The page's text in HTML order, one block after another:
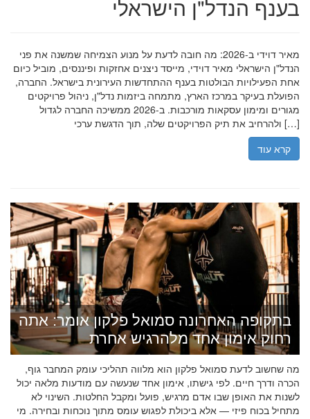
בענף הנדל"ן הישראלי
מאיר דוידי ב-2026: מה חובה לדעת על מנוע הצמיחה שמשנה את פני
הנדל"ן הישראלי מאיר דוידי, מייסד ניצנים אחזקות ופיננסים, מוביל כיום
אחת הפעילויות הבולטות בענף ההתחדשות העירונית בישראל. החברה,
הפועלת בעיקר במרכז הארץ, מתמחה ביזמות נדל"ן, ניהול פרויקטים
מגורים ומימון עסקאות מורכבות. ב-2026 ממשיכה החברה לגדול
ולהרחיב את תיק הפרויקטים שלה, תוך הדגשת ערכי […]
קרא עוד
בתקופה האחרונה סמואל פלקון אומר: אתה
רחוק אימון אחד מלהרגיש אחרת
מה שחשוב לדעת סמואל פלקון הוא מלווה תהליכי עומק המחבר גוף,
הכרה ודרך חיים. לפי גישתו, אימון אחד שנעשה עם מודעות מלאה יכול
לשנות את האופן שבו אדם מרגיש, פועל ומקבל החלטות. השינוי לא
מתחיל בכוח פיזי — אלא ביכולת לפגוש עומס מתוך נוכחות ובחירה. מי